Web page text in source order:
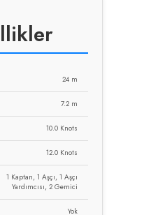
24 m
7.2 m
10.0 Knots
12.0 Knots
1 Kaptan, 1 Aşçı, 1 Aşçı
Yardımcısı, 2 Gemici
Yok